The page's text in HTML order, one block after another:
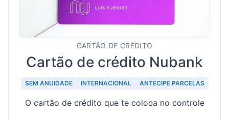
CARTÃO DE CRÉDITO
Cartão de crédito Nubank
SEM ANUIDADE INTERNACIONAL ANTECIPE PARCELAS
O cartão de crédito que te coloca no controle